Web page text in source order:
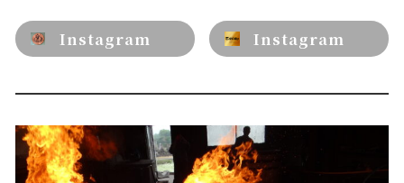
Instagram Instagram